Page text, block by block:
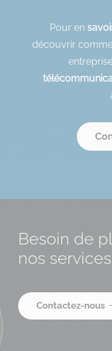
Pour en
découvrir
Besoin de
nos
Contactez-nous